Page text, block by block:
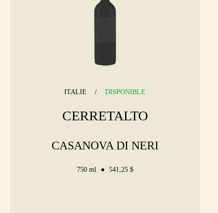
ITALIE DISPONIBLE
CERRETALTO
CASANOVA DI NERI
750 ml 541,25 $